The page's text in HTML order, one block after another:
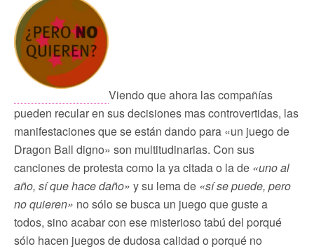
Viendo que ahora las compañías
pueden recular en sus decisiones mas controvertidas, las
manifestaciones que se están dando para «un juego de
Dragon Ball digno» son multitudinarias. Con sus
canciones de protesta como la ya citada o la de «uno al
año, sí que hace daño» y su lema de «sí se puede, pero
no quieren» no sólo se busca un juego que guste a
todos, sino acabar con ese misterioso tabú del porqué
sólo hacen juegos de dudosa calidad o porqué no